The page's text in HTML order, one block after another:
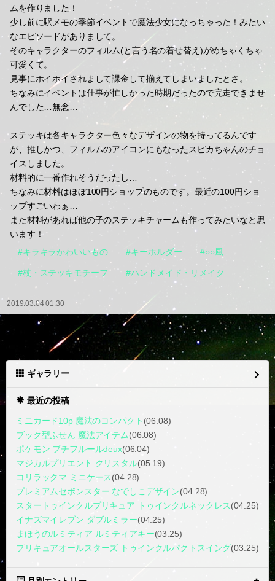
ムを作りました！
少し前に駅メモの季節イベントで魔法少女になっちゃった！みたい
なエピソードがありまして。
そのキャラクターのフィルム(と言う名の着せ替え)がめちゃくちゃ
可愛くて。
見事にホイホイされまして課金して揃えてしまいましたとさ。
ちなみにイベントは仕事が忙しかった時期だったので完走できませ
んでした…無念…
ステッキは各キャラクター色々なデザインの物を持ってるんです
が、推しかつ、フィルムのアイコンにもなったスピカちゃんのチョ
イスしました。
材料的に一番作れそうだったし…
ちなみに材料はほぼ100円ショップのものです。最近の100円ショ
ップすごいわぁ…
また材料があれば他の子のステッキチャームも作ってみたいなと思
います！
#キラキラかわいいもの
#キーホルダー #○○風
#杖・ステッキモチーフ #ハンドメイド・リメイク
2019.03.04 01:30
ギャラリー
最近の投稿
ミニカード10p 魔法のコンパクト (06.08)
ブック型ふせん 魔法アイテム(06.08)
ポケモン プチフルールdeux(06.04)
マジカルプリエント クリスタル(05.19)
コリラックマ ミニケース(04.28)
プレミアムセボンスター なでしこデザイン(04.28)
スタートゥインクルプリキュア トゥインクルネックレス(04.25)
イナズマイレブン ダブルミラー(04.25)
まほうのルミティア ルミティアキー(03.25)
プリキュアオールスターズ トゥインクルパクトスイング(03.25)